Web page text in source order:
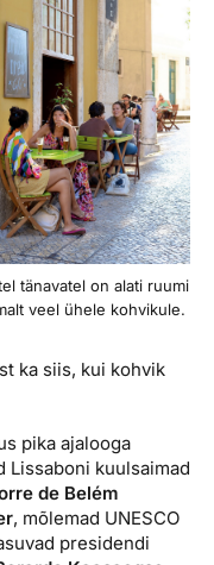
tänavatel on alati ruumi
veel ühele kohvikule.
ka siis, kui kohvik
pika ajalooga
Lissaboni kuulsaimad
de Belém
, mõlemad UNESCO
presidendi